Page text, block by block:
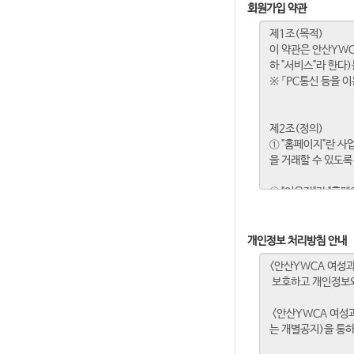
회원가입 약관
개인정보 처리방침 안내